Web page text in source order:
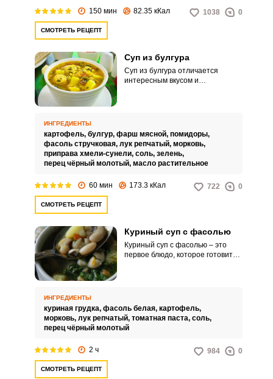
150 мин 82.35 кКал 1038 0
СМОТРЕТЬ РЕЦЕПТ
Суп из булгура
Суп из булгура отличается
интересным вкусом и
ИНГРЕДИЕНТЫ
картофель, булгур, фарш мясной, помидоры,
фасоль стручковая, лук репчатый, морковь,
приправа хмели-сунели, соль, зелень,
перец чёрный молотый, масло растительное
60 мин 173.3 кКал 722 0
СМОТРЕТЬ РЕЦЕПТ
Куриный суп с фасолью
Куриный суп с фасолью – это
первое блюдо, которое готовится
томатную пасту.
ИНГРЕДИЕНТЫ
куриная грудка, фасоль белая, картофель,
морковь, лук репчатый, томатная паста, соль,
перец чёрный молотый
2 ч 984 0
СМОТРЕТЬ РЕЦЕПТ